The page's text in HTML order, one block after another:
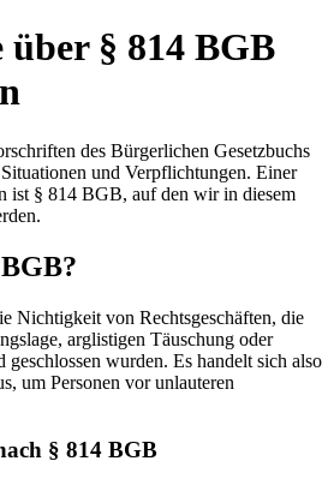
über § 814 BGB
des Bürgerlichen Gesetzbuchs
und Verpflichtungen. Einer
ist § 814 BGB, auf den wir in diesem
Nichtigkeit von Rechtsgeschäften, die
arglistigen Täuschung oder
geschlossen wurden. Es handelt sich also
um Personen vor unlauteren
§ 814 BGB